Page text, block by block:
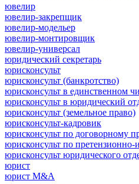
ювелир
ювелир-закрепщик
ювелир-модельер
ювелир-монтировщик
ювелир-универсал
юридический секретарь
юрисконсульт
юрисконсульт (банкротство)
юрисконсульт в единственном
юрисконсульт в юридический
юрисконсульт (земельное право)
юрисконсульт-кадровик
юрисконсульт по договорному
юрисконсульт по претензионно-
юрисконсульт юридического
юрист
юрист M&A